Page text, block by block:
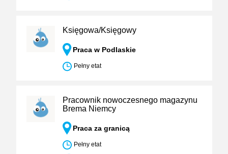
Księgowa/Księgowy
Praca w Podlaskie
Pełny etat
Pracownik nowoczesnego magazynu
Brema Niemcy
Praca za granicą
Pełny etat